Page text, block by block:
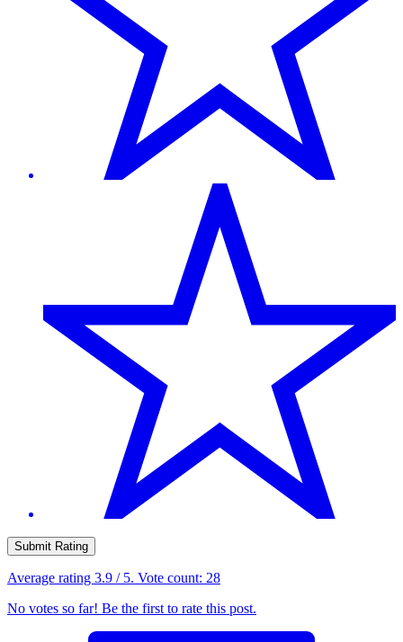
Submit Rating
Average rating 3.9 / 5. Vote count: 28
No votes so far! Be the first to rate this post.